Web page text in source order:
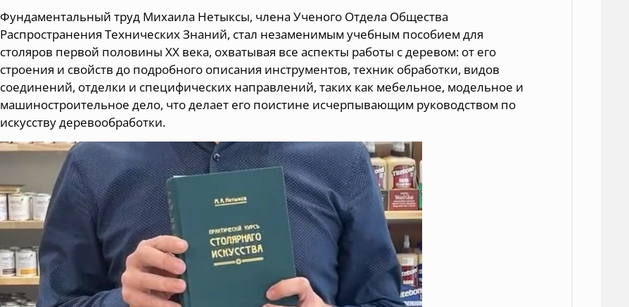
Фундаментальный труд Михаила Нетыксы, члена Ученого Отдела Общества
Распространения Технических Знаний, стал незаменимым учебным пособием для
столяров первой половины XX века, охватывая все аспекты работы с деревом: от его
строения и свойств до подробного описания инструментов, техник обработки, видов
соединений, отделки и специфических направлений, таких как мебельное, модельное и
машиностроительное дело, что делает его поистине исчерпывающим руководством по
искусству деревообработки.